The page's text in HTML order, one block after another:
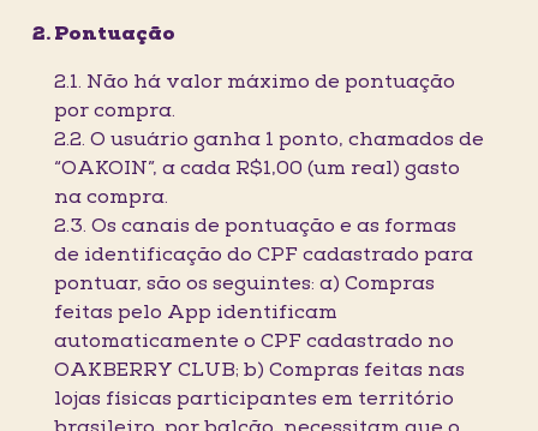
Pontuação
2.1. Não há valor máximo de pontuação
por compra.
2.2. O usuário ganha 1 ponto, chamados de
“OAKOIN”, a cada R$1,00 (um real) gasto
na compra.
2.3. Os canais de pontuação e as formas
de identificação do CPF cadastrado para
pontuar, são os seguintes: a) Compras
feitas pelo App identificam
automaticamente o CPF cadastrado no
OAKBERRY CLUB; b) Compras feitas nas
lojas físicas participantes em território